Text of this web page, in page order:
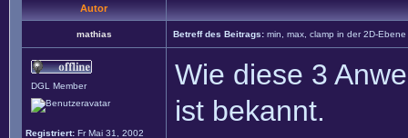
Autor
mathias Betreff des Beitrags: min, max, clamp in der 2D-Ebene
DGL Member
Registriert: Fr Mai 31, 2002
Wie diese 3
ist bekannt.